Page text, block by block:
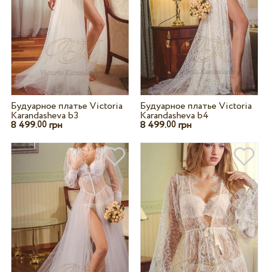
Будуарное платье Victoria
Karandasheva b3
8 499.00грн
Будуарное платье Victoria
Karandasheva b4
8 499.00 грн